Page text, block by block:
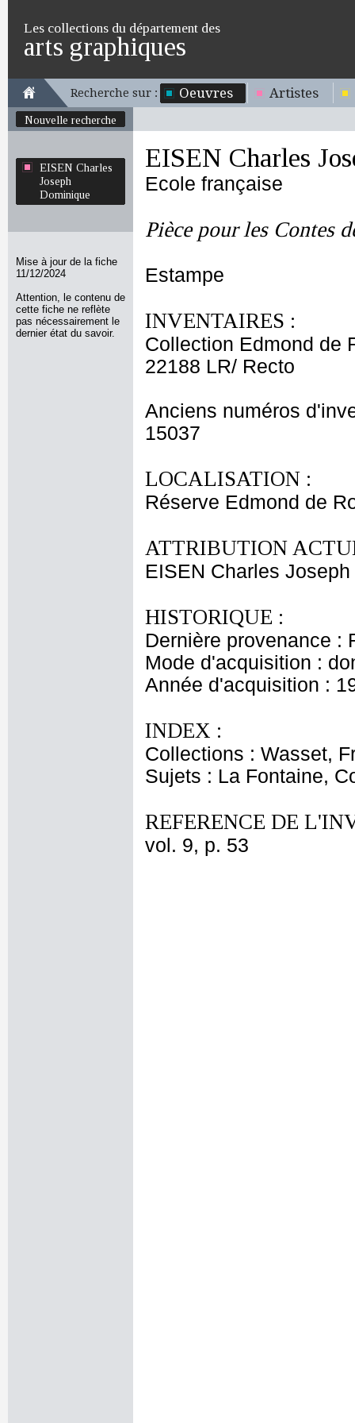
Les collections du département des
arts graphiques
Recherche sur : Oeuvres Artistes
Nouvelle recherche
EISEN Charles
Joseph
Dominique
Mise à jour de la fiche
11/12/2024
Attention, le contenu de
cette fiche ne reflète
pas nécessairement le
dernier état du savoir.
EISEN Charles
Ecole française
Pièce pour les Contes
Estampe
INVENTAIRES :
Collection Edmond de
22188 LR/ Recto
Anciens numéros
15037
LOCALISATION :
Réserve Edmond de
ATTRIBUTION
EISEN Charles
HISTORIQUE :
Dernière provenance :
Mode d'acquisition :
Année d'acquisition :
INDEX :
Collections : Wasset,
Sujets : La Fontaine,
REFERENCE DE
vol. 9, p. 53